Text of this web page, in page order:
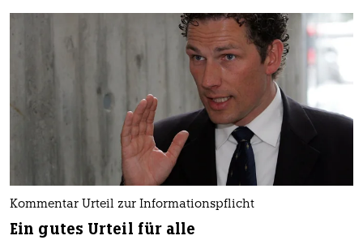
Kommentar Urteil zur Informationspflicht
Ein gutes Urteil für alle